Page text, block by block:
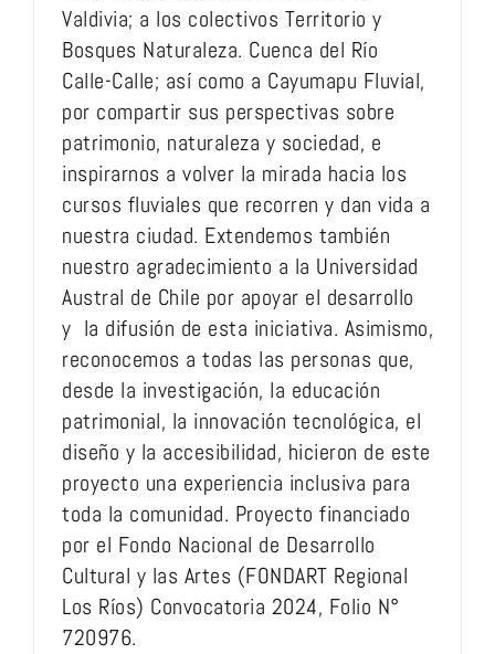
Valdivia; a los colectivos Territorio y
Bosques Naturaleza. Cuenca del Río
Calle-Calle; así como a Cayumapu Fluvial,
por compartir sus perspectivas sobre
patrimonio, naturaleza y sociedad, e
inspirarnos a volver la mirada hacia los
cursos fluviales que recorren y dan vida a
nuestra ciudad. Extendemos también
nuestro agradecimiento a la Universidad
Austral de Chile por apoyar el desarrollo
y la difusión de esta iniciativa. Asimismo,
reconocemos a todas las personas que,
desde la investigación, la educación
patrimonial, la innovación tecnológica, el
diseño y la accesibilidad, hicieron de este
proyecto una experiencia inclusiva para
toda la comunidad. Proyecto financiado
por el Fondo Nacional de Desarrollo
Cultural y las Artes (FONDART Regional
Los Ríos) Convocatoria 2024, Folio N°
720976.